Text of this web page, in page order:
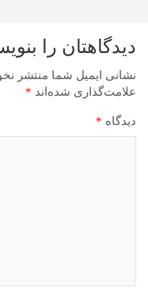
دیدگاهتان را
نشانی ایمیل شما منتشر
علامت‌گذاری شده‌اند*
دیدگاه*